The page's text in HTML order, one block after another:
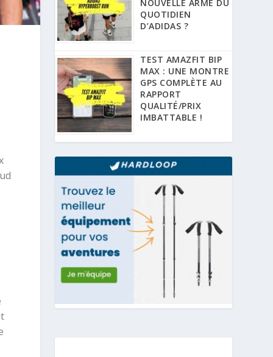
NOUVELLE ARME DU
QUOTIDIEN
D’ADIDAS ?
TEST AMAZFIT BIP
MAX : UNE MONTRE
GPS COMPLÈTE AU
RAPPORT
QUALITÉ/PRIX
IMBATTABLE !